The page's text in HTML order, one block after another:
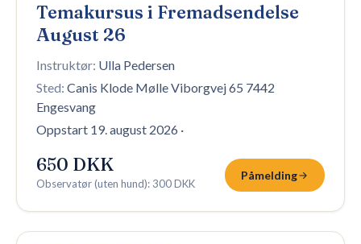
Temakursus i Fremadsendelse
August 26
Instruktør: Ulla Pedersen
Sted: Canis Klode Mølle Viborgvej 65 7442
Engesvang
Oppstart 19. august 2026 ·
650 DKK
Observatør (uten hund): 300 DKK
Påmelding